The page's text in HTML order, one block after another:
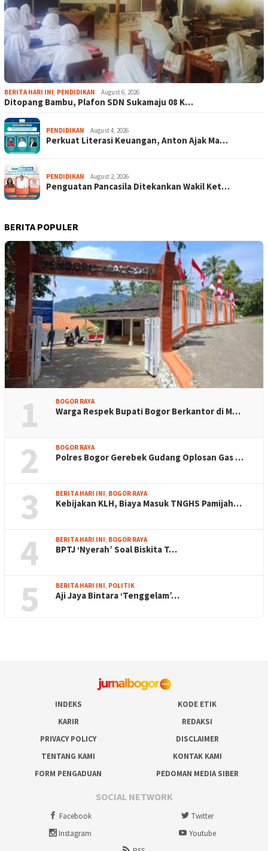
BERITA HARI INI, PENDIDIKAN August 6, 2026
Ditopang Bambu, Plafon SDN Sukamaju 08 K…
PENDIDIKAN August 4, 2026
Perkuat Literasi Keuangan, Anton Ajak Ma…
PENDIDIKAN August 2, 2026
Penguatan Pancasila Ditekankan Wakil Ket…
BERITA POPULER
1 BOGOR RAYA
Warga Respek Bupati Bogor Berkantor di M…
2 BOGOR RAYA
Polres Bogor Gerebek Gudang Oplosan Gas …
3 BERITA HARI INI, BOGOR RAYA
Kebijakan KLH, Biaya Masuk TNGHS Pamijah…
4 BERITA HARI INI, BOGOR RAYA
BPTJ ‘Nyerah’ Soal Biskita T…
5 BERITA HARI INI, POLITIK
Aji Jaya Bintara ‘Tenggelam’…
INDEKS
KODE ETIK
KARIR
REDAKSI
PRIVACY POLICY
DISCLAIMER
TENTANG KAMI
KONTAK KAMI
FORM PENGADUAN
PEDOMAN MEDIA SIBER
SOCIAL NETWORK
Facebook
Twitter
Instagram
Youtube